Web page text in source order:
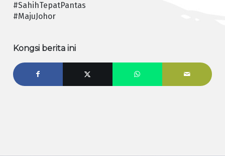
#SahihTepatPantas
#MajuJohor
Kongsi berita ini